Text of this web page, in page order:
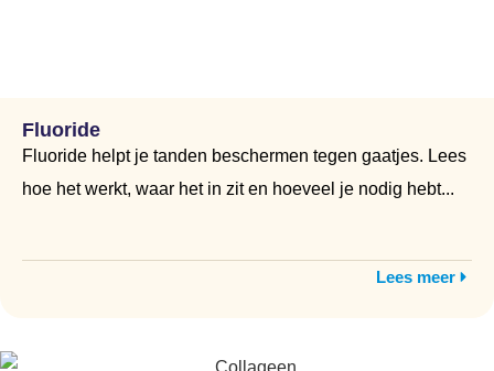
Fluoride
Fluoride helpt je tanden beschermen tegen gaatjes. Lees
hoe het werkt, waar het in zit en hoeveel je nodig hebt...
Lees meer